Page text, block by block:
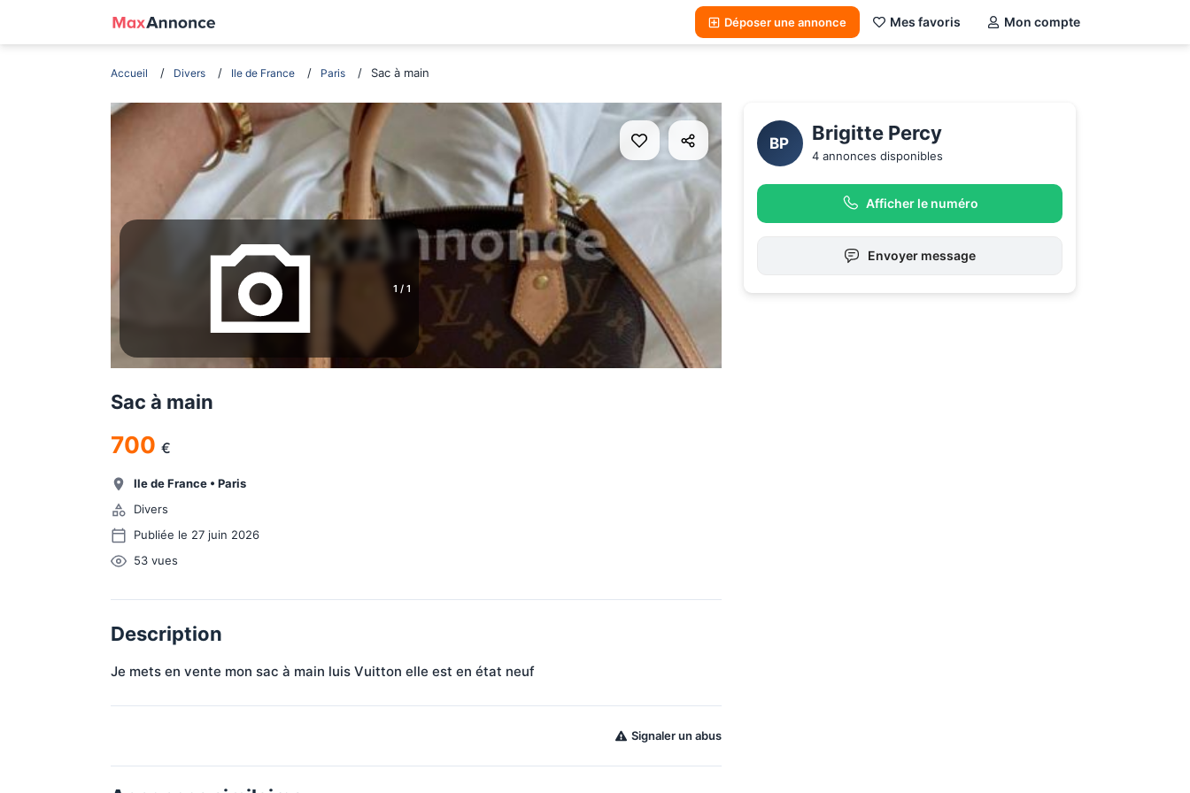
Déposer une annonce Mes favoris Mon compte
Accueil Divers Ile de France Paris Sac à main
1 / 1
Sac à main
700 €
Ile de France• Paris
Divers
Publiée le 27 juin 2026
53vues
Description
Je mets en vente mon sac à main luis Vuitton elle est en état neuf
Signaler un abus
BP Brigitte Percy
4 annonces disponibles
Afficher le numéro
Envoyer message